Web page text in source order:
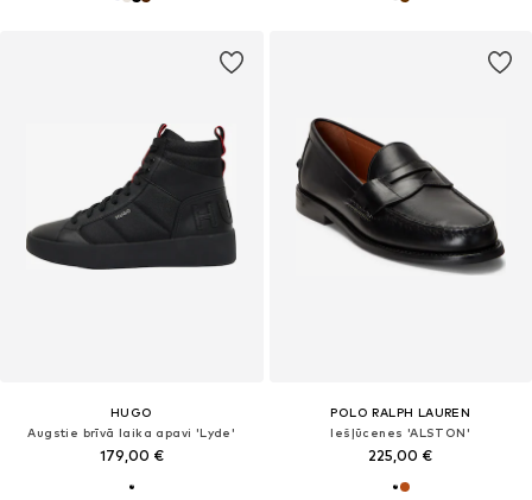
HUGO
Augstie brīvā laika apavi 'Lyde'
179,00 €
POLO RALPH LAUREN
Iešļūcenes 'ALSTON'
225,00 €